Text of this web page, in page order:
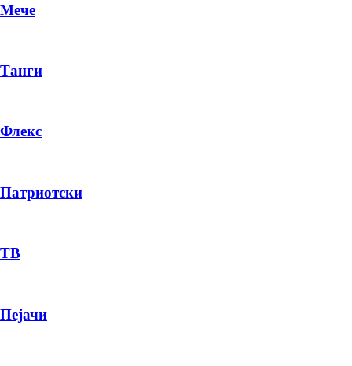
PRODUCT
ПЛАТИ ПРИ ДОСТАВА ВО КЕШ
Мече
Танги
Флекс
Патриотски
ТВ
Пејачи